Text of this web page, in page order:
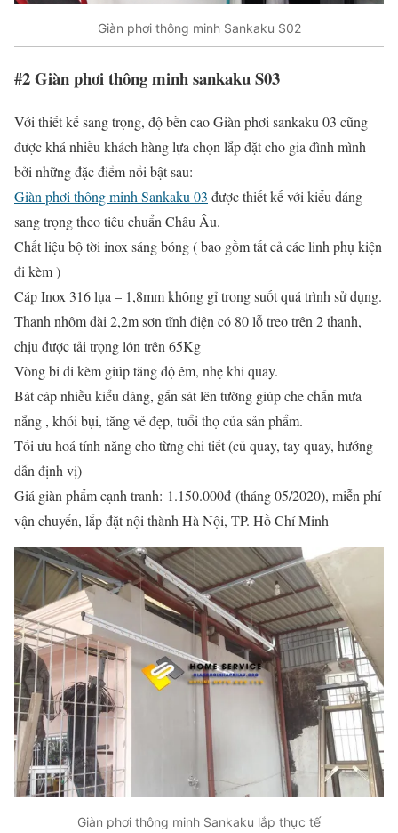
Giàn phơi thông minh Sankaku S02
#2 Giàn phơi thông minh sankaku S03
Với thiết kế sang trọng, độ bền cao Giàn phơi sankaku 03 cũng
được khá nhiều khách hàng lựa chọn lắp đặt cho gia đình mình
bởi những đặc điểm nổi bật sau:
Giàn phơi thông minh Sankaku 03 được thiết kế với kiểu dáng
sang trọng theo tiêu chuẩn Châu Âu.
Chất liệu bộ tời inox sáng bóng ( bao gồm tất cả các linh phụ kiện
đi kèm )
Cáp Inox 316 lụa – 1,8mm không gỉ trong suốt quá trình sử dụng.
Thanh nhôm dài 2,2m sơn tĩnh điện có 80 lỗ treo trên 2 thanh,
chịu được tải trọng lớn trên 65Kg
Vòng bi đi kèm giúp tăng độ êm, nhẹ khi quay.
Bát cáp nhiều kiểu dáng, gắn sát lên tường giúp che chắn mưa
nắng , khói bụi, tăng vẻ đẹp, tuổi thọ của sản phẩm.
Tối ưu hoá tính năng cho từng chi tiết (củ quay, tay quay, hướng
dẫn định vị)
Giá giàn phẩm cạnh tranh: 1.150.000đ (tháng 05/2020), miễn phí
vận chuyển, lắp đặt nội thành Hà Nội, TP. Hồ Chí Minh
Giàn phơi thông minh Sankaku lắp thực tế